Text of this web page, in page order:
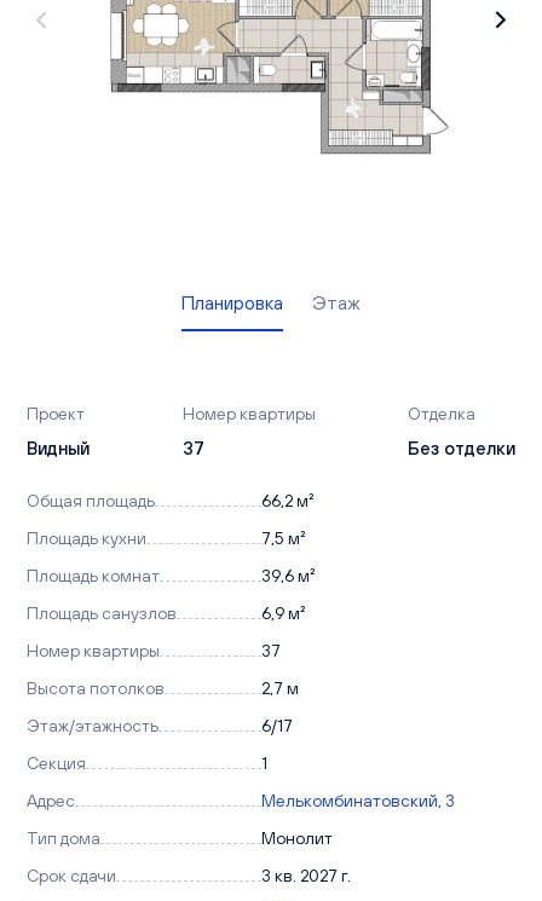
Вакансии
Офисы продаж
Планировка Этаж
Проект
Видный
Номер квартиры
37
Отделка
Без отделки
Общая площадь
66,2 м²
Площадь кухни
7,5 м²
Площадь комнат
39,6 м²
Площадь санузлов
6,9 м²
Номер квартиры
37
Высота потолков
2,7 м
Этаж/этажность
6/17
Секция
1
Адрес
Мелькомбинатовский, 3
Тип дома
Монолит
Срок сдачи
3 кв. 2027 г.